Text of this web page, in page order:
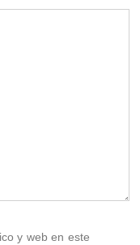
y web en este